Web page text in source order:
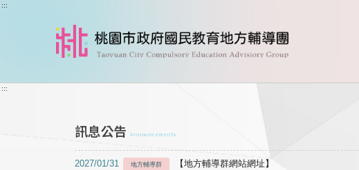
跳到主要內容
:::
:::
訊息公告 Announcements
2027/01/31 地方輔導群 【地方輔導群網站網址】